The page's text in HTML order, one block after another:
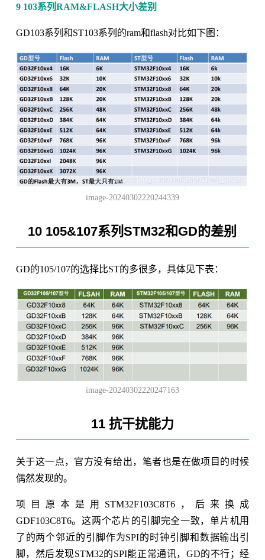
9 103系列RAM&FLASH大小差别
GD103系列和ST103系列的ram和flash对比如下图：
image-20240302220244339
10 105&107系列STM32和GD的差别
GD的105/107的选择比ST的多很多，具体见下表：
image-20240302220247163
11 抗干扰能力
关于这一点，官方没有给出，笔者也是在做项目的时候
偶然发现的。
项目原本是用STM32F103C8T6，后来换成
GDF103C8T6。这两个芯片的引脚完全一致，单片机用
了的两个邻近的引脚作为SPI的时钟引脚和数据输出引
脚，然后发现STM32的SPI能正常通讯，GD的不行；经